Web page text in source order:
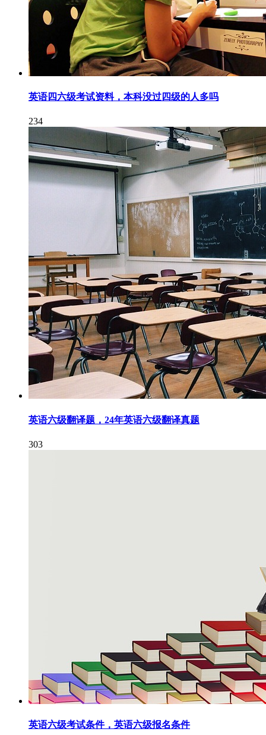
英语四六级考试资料，本科没过四级的人多吗
234
英语六级翻译题，24年英语六级翻译真题
303
英语六级考试条件，英语六级报名条件